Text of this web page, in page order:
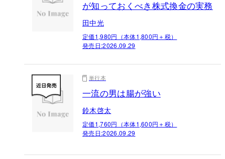
が知っておくべき株式換金の実務
田中光
定価1,980円（本体1,800円＋税）
発売日:2026.09.29
単行本
一流の男は腸が強い
鈴木啓太
定価1,760円（本体1,600円＋税）
発売日:2026.09.29